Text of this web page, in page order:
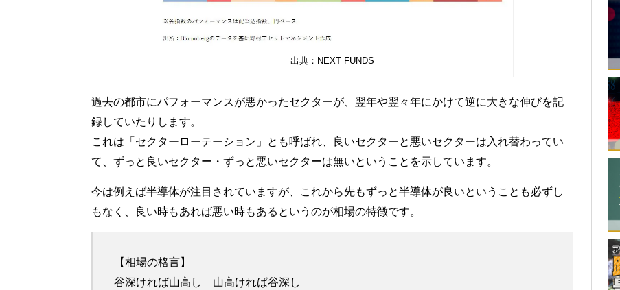
出典：NEXT FUNDS
過去の都市にパフォーマンスが悪かったセクターが、翌年や翌々年にかけて逆に大きな伸びを記
録していたりします。
これは「セクターローテーション」とも呼ばれ、良いセクターと悪いセクターは入れ替わってい
て、ずっと良いセクター・ずっと悪いセクターは無いということを示しています。
今は例えば半導体が注目されていますが、これから先もずっと半導体が良いということも必ずし
もなく、良い時もあれば悪い時もあるというのが相場の特徴です。
【相場の格言】
谷深ければ山高し 山高ければ谷深し